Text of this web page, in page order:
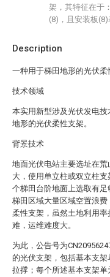
Description
一种用于梯田地形的光伏柔
技术领域
本实用新型涉及光伏发电
地形的光伏柔性支架。
背景技术
地面光伏电站主要选址在
大，使用单立柱或双立柱
个梯田台阶地面上选取有
梯田区域大量区域空置浪
柔性支架，虽然土地利用
难，运维难度大。
为此，公告号为
的光伏支架，包括基本支
拉撑；每个所述基本支架
架，其特征在于
(8)，且安装板(8)